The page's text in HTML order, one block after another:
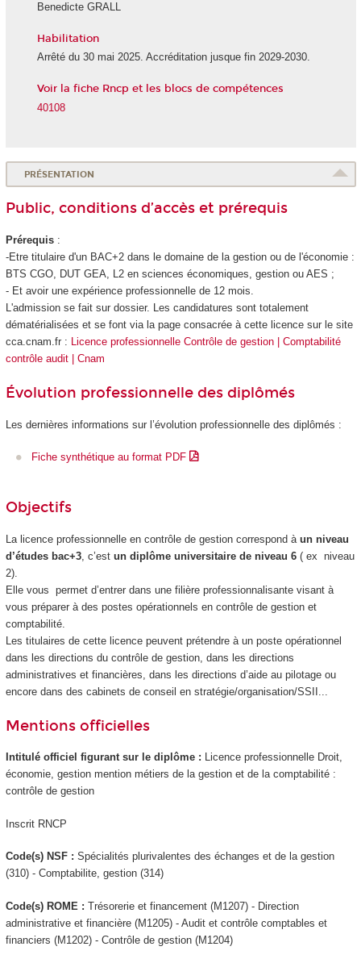
Benedicte GRALL
Habilitation
Arrêté du 30 mai 2025. Accréditation jusque fin 2029-2030.
Voir la fiche Rncp et les blocs de compétences
40108
PRÉSENTATION
Public, conditions d’accès et prérequis
Prérequis:
-Etre titulaire d'un BAC+2 dans le domaine de la gestion ou de l'économie :
BTS CGO, DUT GEA, L2 en sciences économiques, gestion ou AES ;
- Et avoir une expérience professionnelle de 12 mois.
L'admission se fait sur dossier. Les candidatures sont totalement
dématérialisées et se font via la page consacrée à cette licence sur le site
cca.cnam.fr :
Licence professionnelle Contrôle de gestion | Comptabilité
contrôle audit | Cnam
Évolution professionnelle des diplômés
Les dernières informations sur l’évolution professionnelle des diplômés :
Fiche synthétique au format PDF
Objectifs
La licence professionnelle en contrôle de gestion correspond à un niveau
d’études bac+3, c’est un diplôme universitaire de niveau 6( ex niveau
2).
Elle vous permet d’entrer dans une filière professionnalisante visant à
vous préparer à des postes opérationnels en contrôle de gestion et
comptabilité.
Les titulaires de cette licence peuvent prétendre à un poste opérationnel
dans les directions du contrôle de gestion, dans les directions
administratives et financières, dans les directions d’aide au pilotage ou
encore dans des cabinets de conseil en stratégie/organisation/SSII...
Mentions officielles
Intitulé officiel figurant sur le diplôme : Licence professionnelle Droit,
économie, gestion mention métiers de la gestion et de la comptabilité :
contrôle de gestion
Inscrit RNCP
Code(s) NSF : Spécialités plurivalentes des échanges et de la gestion
(310) - Comptabilite, gestion (314)
Code(s) ROME : Trésorerie et financement (M1207) - Direction
administrative et financière (M1205) - Audit et contrôle comptables et
financiers (M1202) - Contrôle de gestion (M1204)